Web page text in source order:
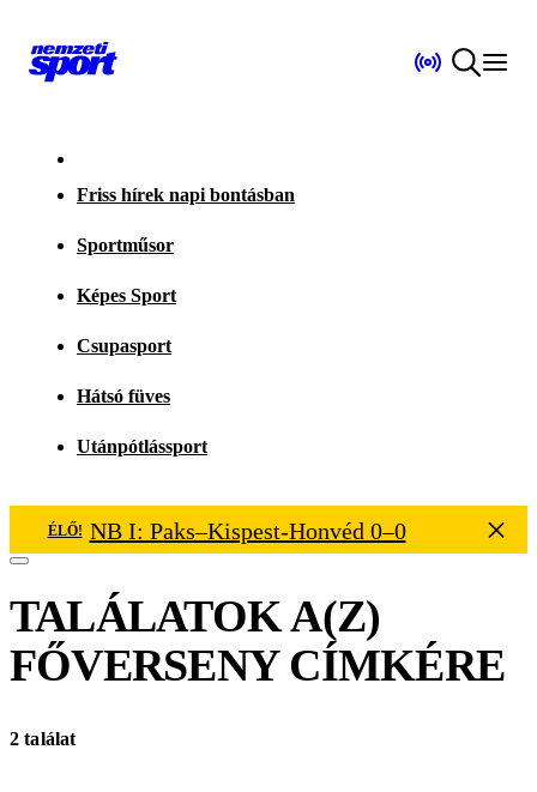
Friss hírek napi bontásban
Sportműsor
Képes Sport
Csupasport
Hátsó füves
Utánpótlássport
ÉLŐ! NB I: Paks–Kispest-Honvéd 0–0
TALÁLATOK A(Z)
FŐVERSENYCÍMKÉRE
2 találat